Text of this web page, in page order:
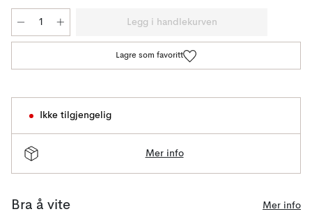
Legg i handlekurven
Lagre som favoritt
Ikke tilgjengelig
Mer info
Bra å vite Mer info